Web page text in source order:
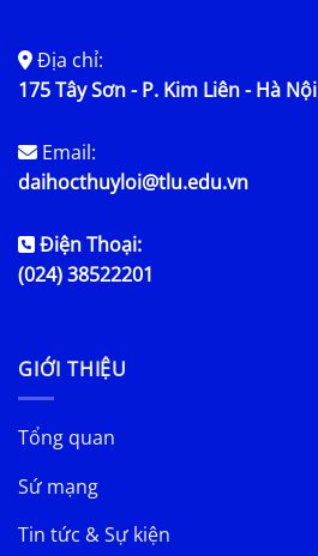
Địa chỉ:
175 Tây Sơn - P. Kim Liên - Hà Nội
Email:
daihocthuyloi@tlu.edu.vn
Điện Thoại:
(024) 38522201
GIỚI THIỆU
Tổng quan
Sứ mạng
Tin tức & Sự kiện